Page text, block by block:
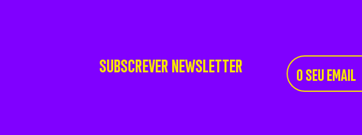
SUBSCREVER NEWSLETTER